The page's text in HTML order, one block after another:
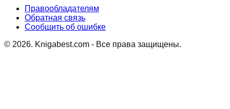
Правообладателям
Обратная связь
Сообщить об ошибке
© 2026. Knigabest.com - Все права защищены.